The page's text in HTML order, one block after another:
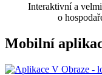
Interaktivní a
o
Mobilní